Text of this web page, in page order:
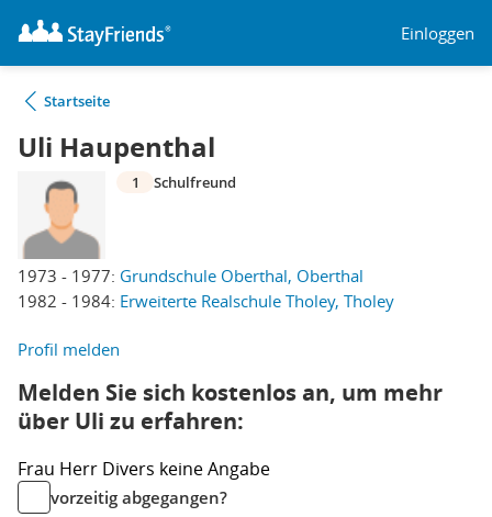
Einloggen
Startseite
Uli Haupenthal
1973 - 1977: Grundschule Oberthal, Oberthal
1982 - 1984: Erweiterte Realschule Tholey, Tholey
1 Schulfreund
Profil melden
Melden Sie sich kostenlos an, um mehr
über Uli zu erfahren:
Frau Herr Divers keine Angabe
vorzeitig abgegangen?